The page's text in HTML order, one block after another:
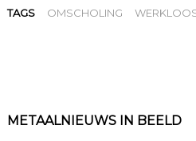
TAGS OMSCHOLING
METAALNIEUWS IN BEELD